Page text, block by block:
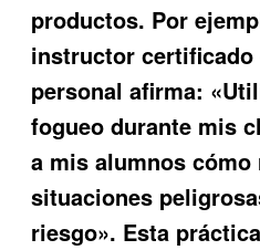
productos. Por
instructor certificado
personal afirma:
fogueo durante mis
a mis alumnos cómo
situaciones
riesgo». Esta